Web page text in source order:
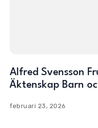
Alfred Svensson
Äktenskap Barn
februari 23, 2026